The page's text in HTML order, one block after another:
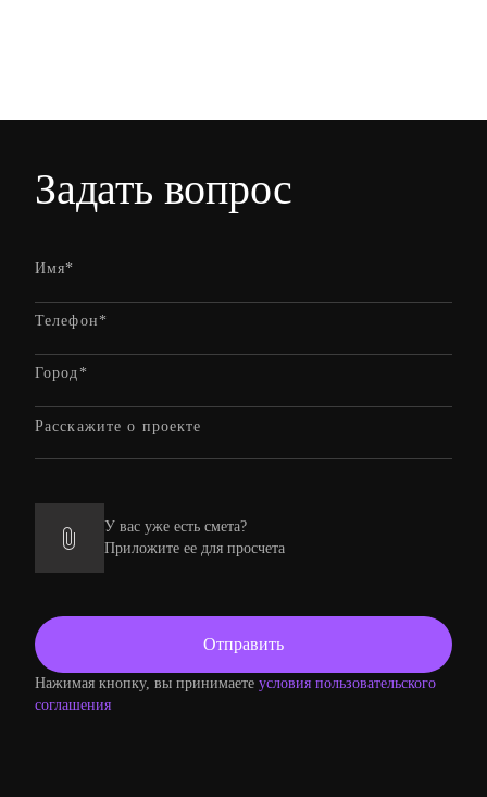
Задать вопрос
У вас уже есть смета?
Приложите ее для просчета
Нажимая кнопку, вы принимаете условия пользовательского
соглашения